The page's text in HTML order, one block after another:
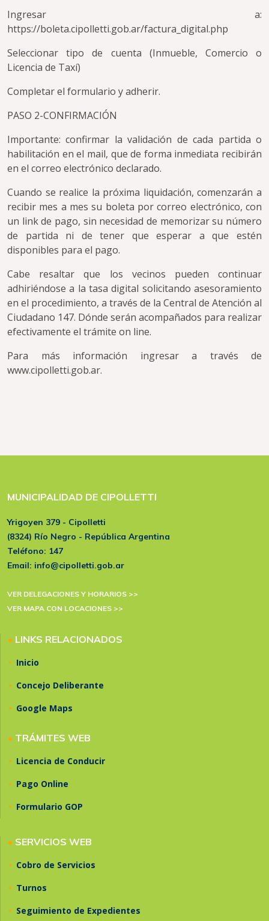
Ingresar a:
https://boleta.cipolletti.gob.ar/factura_digital.php
Seleccionar tipo de cuenta (Inmueble, Comercio o
Licencia de Taxí)
Completar el formulario y adherir.
PASO 2-CONFIRMACIÓN
Importante: confirmar la validación de cada partida o
habilitación en el mail, que de forma inmediata recibirán
en el correo electrónico declarado.
Cuando se realice la próxima liquidación, comenzarán a
recibir mes a mes su boleta por correo electrónico, con
un link de pago, sin necesidad de memorizar su número
de partida ni de tener que esperar a que estén
disponibles para el pago.
Cabe resaltar que los vecinos pueden continuar
adhiriéndose a la tasa digital solicitando asesoramiento
en el procedimiento, a través de la Central de Atención al
Ciudadano 147. Dónde serán acompañados para realizar
efectivamente el trámite on line.
Para más información ingresar a través de
www.cipolletti.gob.ar.
MUNICIPALIDAD DE CIPOLLETTI
Yrigoyen 379 - Cipolletti
(8324) Río Negro - República Argentina
Teléfono: 147
Email: info@cipolletti.gob.ar
VER DELEGACIONES Y HORARIOS >>
VER MAPA CON LOCACIONES >>
• LINKS RELACIONADOS
• Inicio
• Concejo Deliberante
• Google Maps
• TRÁMITES WEB
• Licencia de Conducir
• Pago Online
• Formulario GOP
• SERVICIOS WEB
• Cobro de Servicios
• Turnos
• Seguimiento de Expedientes